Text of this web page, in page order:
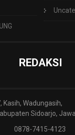
REDAKSI
Kasih, Wadungasih,
Sidoarjo,
0878-7415-4123